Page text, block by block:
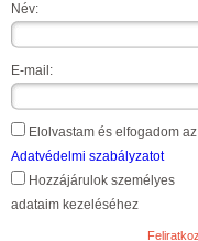
Név:
E-mail:
Elolvastam és elfogadom az
Adatvédelmi szabályzatot
Hozzájárulok személyes
adataim kezeléséhez